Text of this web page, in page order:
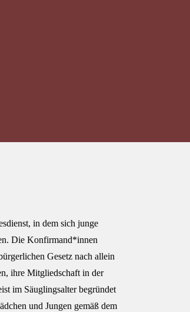
in dem sich junge
Die Konfirmand*innen
Gesetz nach allein
ihre Mitgliedschaft in der
im Säuglingsalter begründet
und Jungen gemäß dem